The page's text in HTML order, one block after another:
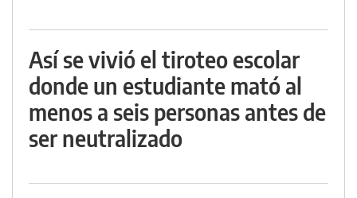
Así se vivió el tiroteo escolar
donde un estudiante mató al
menos a seis personas antes de
ser neutralizado